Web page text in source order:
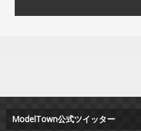
ModelTown公式ツイッター